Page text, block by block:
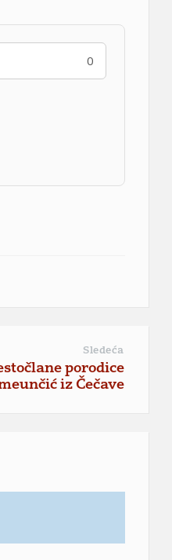
0
Sledeća
porodice
iz Čečave